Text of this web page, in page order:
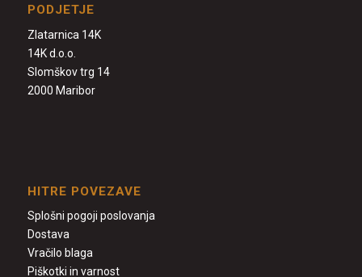
PODJETJE
Zlatarnica 14K
14K d.o.o.
Slomškov trg 14
2000 Maribor
HITRE POVEZAVE
Splošni pogoji poslovanja
Dostava
Vračilo blaga
Piškotki in varnost